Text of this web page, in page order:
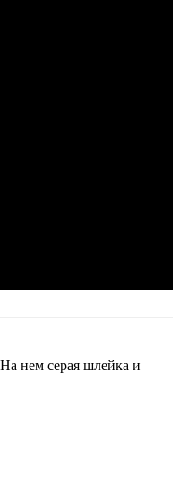
нем серая шлейка и